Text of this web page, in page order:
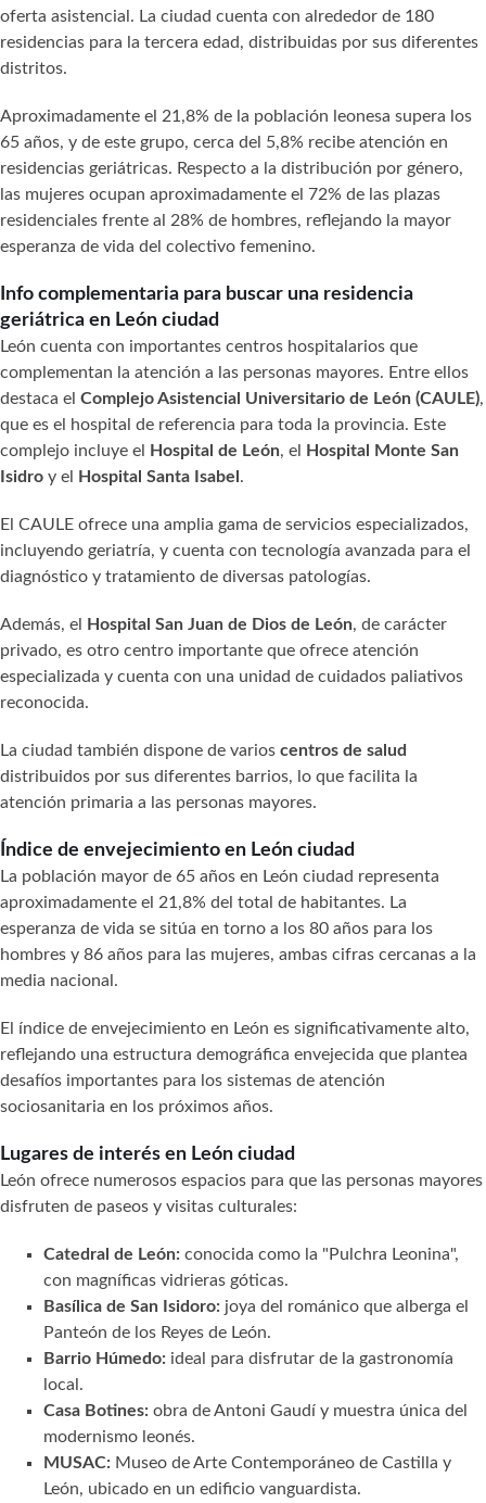
oferta asistencial. La ciudad cuenta con alrededor de 180
residencias para la tercera edad, distribuidas por sus diferentes
distritos.
Aproximadamente el 21,8% de la población leonesa supera los
65 años, y de este grupo, cerca del 5,8% recibe atención en
residencias geriátricas. Respecto a la distribución por género,
las mujeres ocupan aproximadamente el 72% de las plazas
residenciales frente al 28% de hombres, reflejando la mayor
esperanza de vida del colectivo femenino.
Info complementaria para buscar una residencia
geriátrica en León ciudad
León cuenta con importantes centros hospitalarios que
complementan la atención a las personas mayores. Entre ellos
destaca el Complejo Asistencial Universitario de León (CAULE),
que es el hospital de referencia para toda la provincia. Este
complejo incluye el
Hospital de León, el
Hospital Monte San
Isidro y el Hospital Santa Isabel .
El CAULE ofrece una amplia gama de servicios especializados,
incluyendo geriatría, y cuenta con tecnología avanzada para el
diagnóstico y tratamiento de diversas patologías.
Además, el Hospital San Juan de Dios de León, de carácter
privado, es otro centro importante que ofrece atención
especializada y cuenta con una unidad de cuidados paliativos
reconocida.
La ciudad también dispone de varios centros de salud
distribuidos por sus diferentes barrios, lo que facilita la
atención primaria a las personas mayores.
Índice de envejecimiento en León ciudad
La población mayor de 65 años en León ciudad representa
aproximadamente el 21,8% del total de habitantes. La
esperanza de vida se sitúa en torno a los 80 años para los
hombres y 86 años para las mujeres, ambas cifras cercanas a la
media nacional.
El índice de envejecimiento en León es significativamente alto,
reflejando una estructura demográfica envejecida que plantea
desafíos importantes para los sistemas de atención
sociosanitaria en los próximos años.
Lugares de interés en León ciudad
León ofrece numerosos espacios para que las personas mayores
disfruten de paseos y visitas culturales:
Catedral de León: conocida como la "Pulchra Leonina",
con magníficas vidrieras góticas.
Basílica de San Isidoro: joya del románico que alberga el
Panteón de los Reyes de León.
Barrio Húmedo: ideal para disfrutar de la gastronomía
local.
Casa Botines: obra de Antoni Gaudí y muestra única del
modernismo leonés.
MUSAC: Museo de Arte Contemporáneo de Castilla y
León, ubicado en un edificio vanguardista.